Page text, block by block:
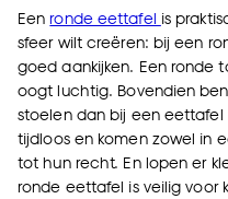
Eenronde eettafel is
sfeer wilt creëren: bij een
goed aankijken. Een ronde
oogt luchtig. Bovendien
stoelen dan bij een
tijdloos en komen zowel in
tot hun recht. En lopen er
ronde eettafel is veilig voor